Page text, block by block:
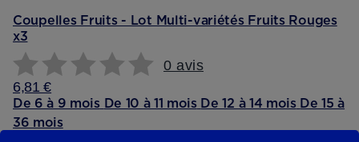
Coupelles Fruits - Lot Multi-variétés Fruits Rouges
x3
0 avis
6,81 €
De 6 à 9 mois De 10 à 11 mois De 12 à 14 mois De 15 à
36 mois